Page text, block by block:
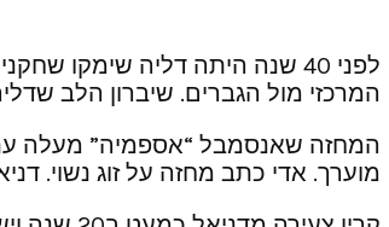
לפני 40 שנה היתה דליה שימקו
המרכזי מול הגברים. שיברון הלב
מוערך. אדי כתב מחזה על זוג נשוי.